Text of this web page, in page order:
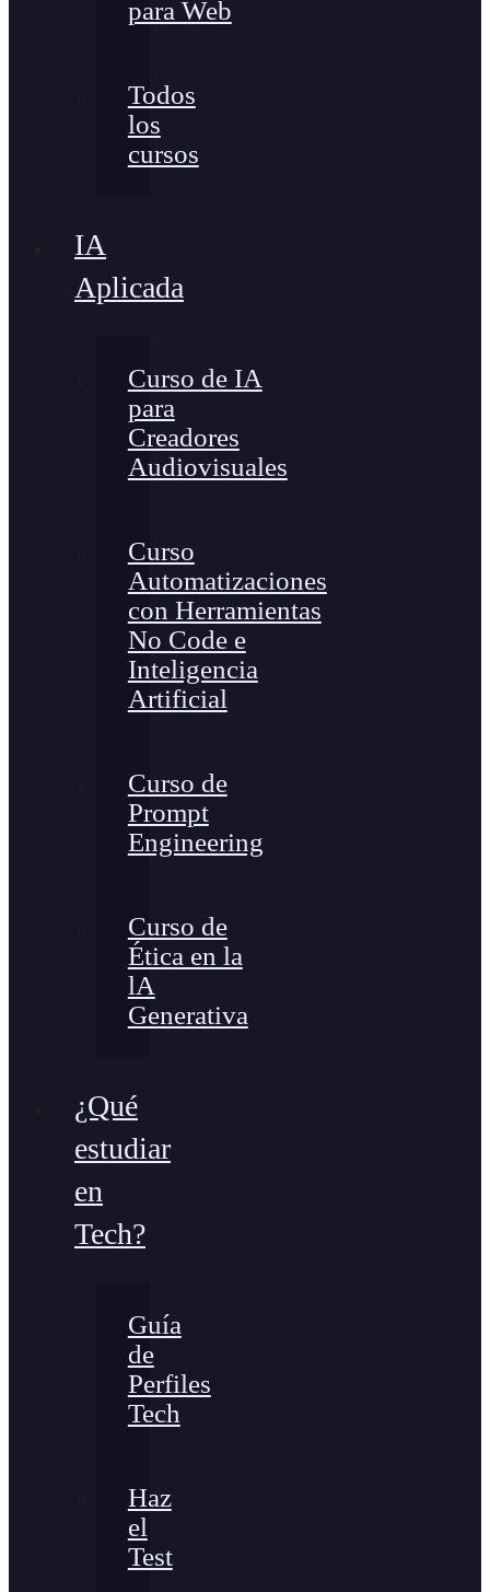
para Web
Todos
los
cursos
IA
Aplicada
Curso de IA
para
Creadores
Audiovisuales
Curso
Automatizaciones
con Herramientas
No Code e
Inteligencia
Artificial
Curso de
Prompt
Engineering
Curso de
Ética en la
lA
Generativa
¿Qué
estudiar
en
Tech?
Guía
de
Perfiles
Tech
Haz
el
Test